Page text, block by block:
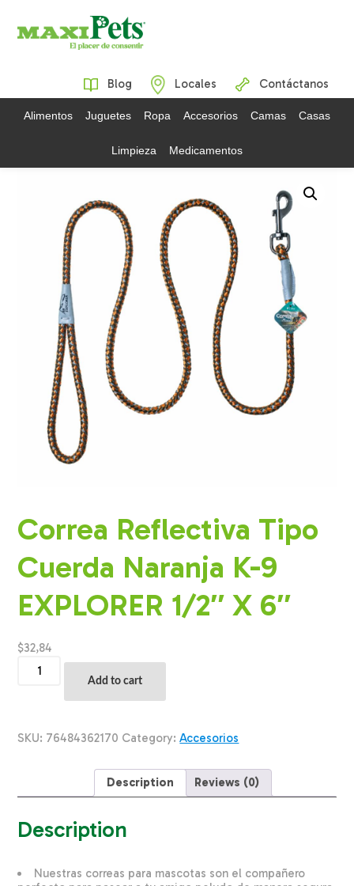
Blog Locales Contáctanos
Alimentos Juguetes Ropa Accesorios Camas Casas
Limpieza Medicamentos
Correa Reflectiva Tipo
Cuerda Naranja K-9
EXPLORER 1/2″ X 6″
$32,84
Reflectiva
K-
quantity
Add to cart
SKU: 76484362170 Category:Accesorios
Description Reviews (0)
Description
Nuestras correas para mascotas son el compañero